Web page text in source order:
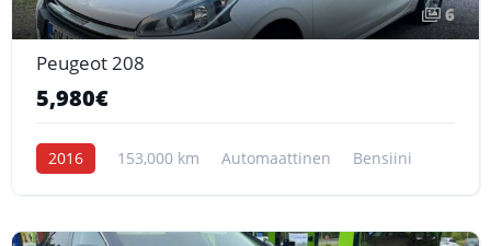
6
Peugeot 208
5,980€
2016 153,000 km Automaattinen Bensiini